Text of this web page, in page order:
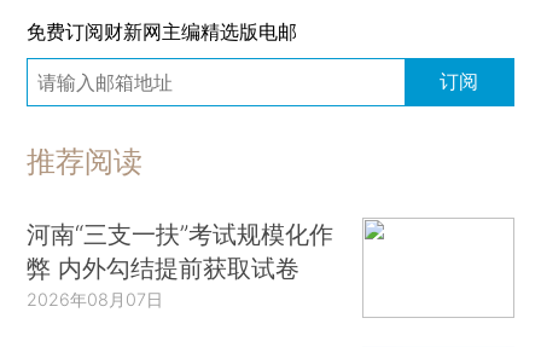
免费订阅财新网主编精选版电邮
订阅
推荐阅读
河南“三支一扶”考试规模化作
弊 内外勾结提前获取试卷
2026年08月07日